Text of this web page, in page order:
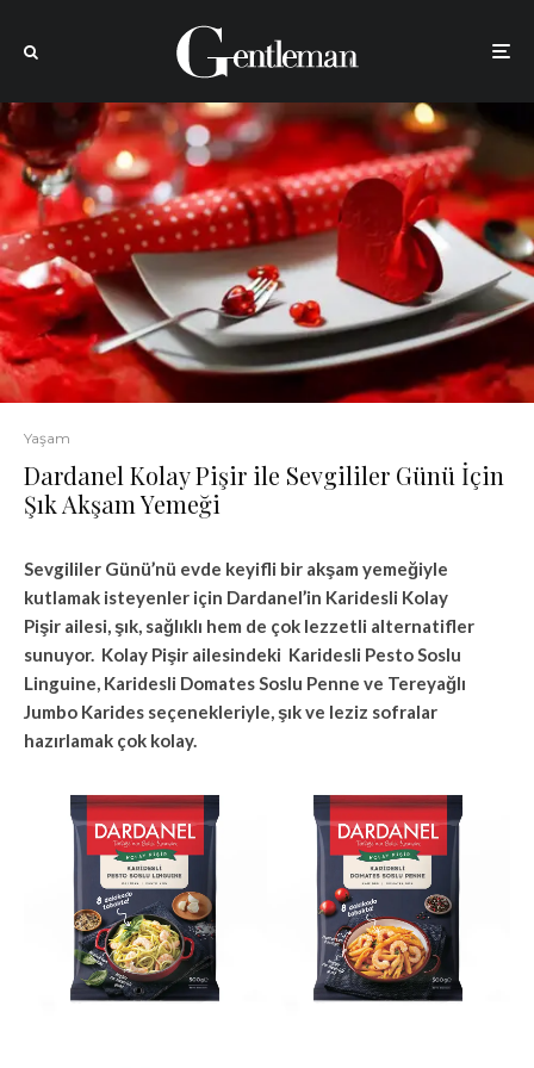
Yaşam
Dardanel Kolay Pişir ile Sevgililer Günü İçin
Şık Akşam Yemeği
Sevgililer Günü’nü evde keyifli bir akşam yemeğiyle
kutlamak isteyenler için Dardanel’in Karidesli Kolay
Pişir ailesi, şık, sağlıklı hem de çok lezzetli alternatifler
sunuyor. Kolay Pişir ailesindeki Karidesli Pesto Soslu
Linguine, Karidesli Domates Soslu Penne ve Tereyağlı
Jumbo Karides seçenekleriyle, şık ve leziz sofralar
hazırlamak çok kolay.